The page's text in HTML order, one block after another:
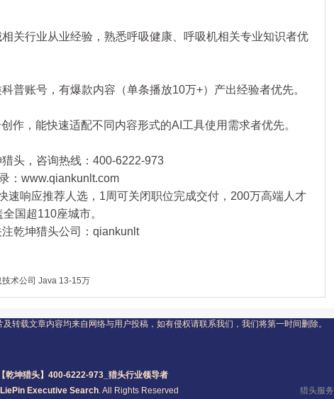
行业从业经验，熟悉呼吸健康、呼吸机相关专业知识者优
账号，有爆款内容（单条播放10万+）产出经验者优先。
，能快速适配不同内容形式的AI工具使用需求者优先。
头，咨询热线：400-6222-973
：www.qiankunlt.com
速响应推荐人选，1周可关闭职位完成交付，200万高端人才
国超110座城市。
乾坤猎头公司：qiankunlt
术公司 Java 13-15万
乾坤猎头】400-6222-973_ 猎头行业领导者
LiePin Executive Search. All Rights Reserved 猎头服务
及转载文章内容均来自网络与用户投稿，如有侵权请联系我们，我们将第一时间删除。